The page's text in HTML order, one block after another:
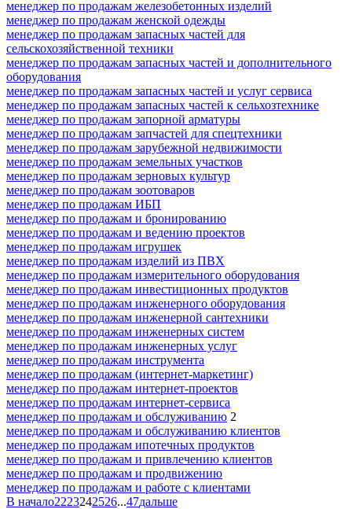
менеджер по продажам железобетонных изделий
менеджер по продажам женской одежды
менеджер по продажам запасных частей для
сельскохозяйственной техники
менеджер по продажам запасных частей и дополнительного
оборудования
менеджер по продажам запасных частей и услуг сервиса
менеджер по продажам запасных частей к сельхозтехнике
менеджер по продажам запорной арматуры
менеджер по продажам запчастей для спецтехники
менеджер по продажам зарубежной недвижимости
менеджер по продажам земельных участков
менеджер по продажам зерновых культур
менеджер по продажам зоотоваров
менеджер по продажам ИБП
менеджер по продажам и бронированию
менеджер по продажам и ведению проектов
менеджер по продажам игрушек
менеджер по продажам изделий из ПВХ
менеджер по продажам измерительного оборудования
менеджер по продажам инвестиционных продуктов
менеджер по продажам инженерного оборудования
менеджер по продажам инженерной сантехники
менеджер по продажам инженерных систем
менеджер по продажам инженерных услуг
менеджер по продажам инструмента
менеджер по продажам (интернет-маркетинг)
менеджер по продажам интернет-проектов
менеджер по продажам интернет-сервиса
менеджер по продажам и обслуживанию 2
менеджер по продажам и обслуживанию клиентов
менеджер по продажам ипотечных продуктов
менеджер по продажам и привлечению клиентов
менеджер по продажам и продвижению
менеджер по продажам и работе с клиентами
В начало2223242526...47дальше